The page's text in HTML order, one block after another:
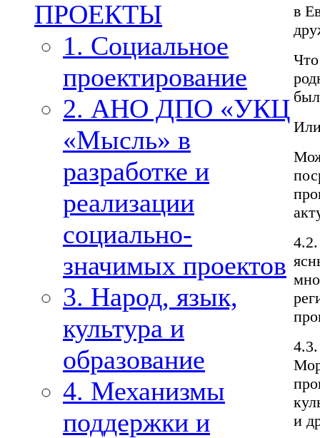
ПРОЕКТЫ
1. Социальное
проектирование
2. АНО ДПО «УКЦ
«Мысль» в
разработке и
реализации
социально-
значимых проектов
3. Народ, язык,
культура и
образование
4. Механизмы
поддержки и
в
и